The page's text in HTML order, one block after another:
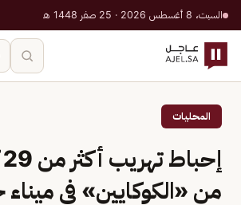
السبت، 8 أغسطس 2026 · 25 صفر 1448 هـ
المحليات
من «الكوكايين» في